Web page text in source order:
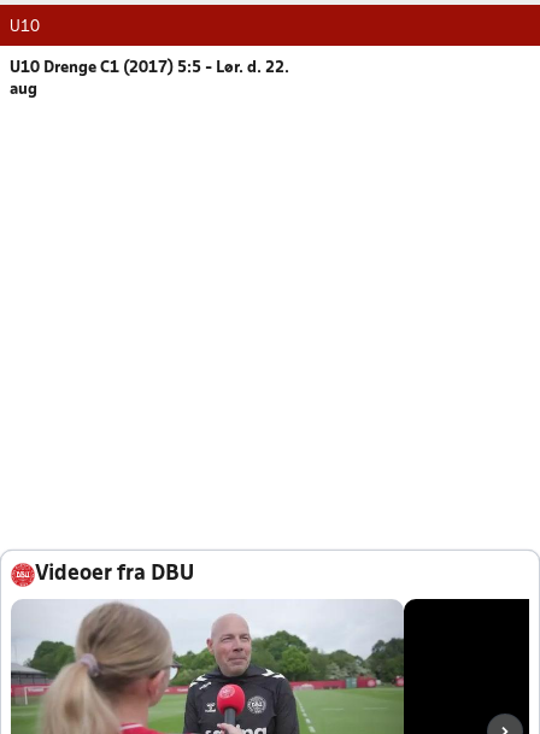
U10
U10 Drenge C1 (2017) 5:5 - Lør. d. 22.
aug
Videoer fra DBU